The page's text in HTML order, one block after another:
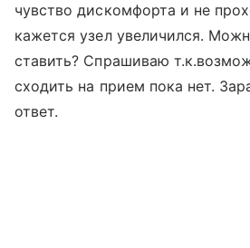
чувство дискомфорта и не
кажется узел увеличился.
ставить? Спрашиваю
сходить на прием пока нет.
ответ.